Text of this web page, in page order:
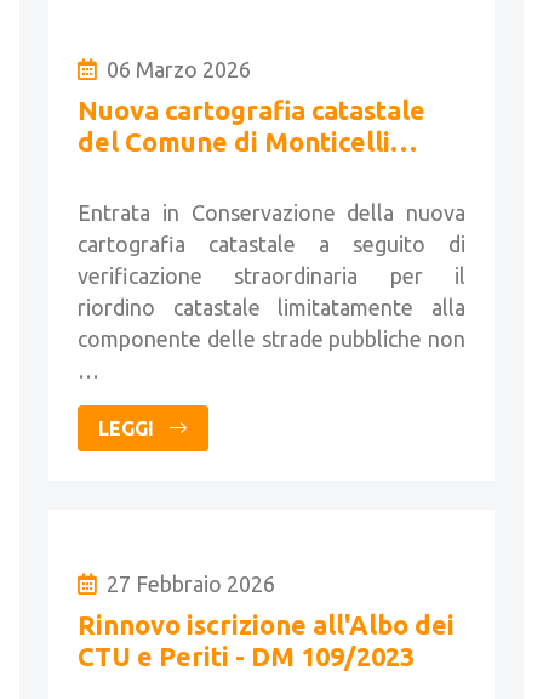
06 Marzo 2026
Nuova cartografia catastale
del Comune di Monticelli
Entrata in Conservazione della nuova
cartografia catastale a seguito di
verificazione straordinaria per il
riordino catastale limitatamente alla
componente delle strade pubbliche non
…
LEGGI
27 Febbraio 2026
Rinnovo iscrizione all'Albo dei
CTU e Periti - DM 109/2023